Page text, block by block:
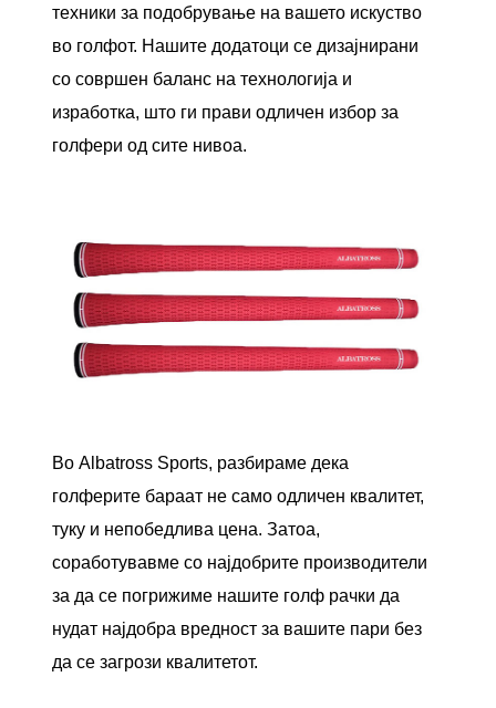
техники за подобрување на вашето искуство
во голфот. Нашите додатоци се дизајнирани
со совршен баланс на технологија и
изработка, што ги прави одличен избор за
голфери од сите нивоа.
Во Albatross Sports, разбираме дека
голферите бараат не само одличен квалитет,
туку и непобедлива цена. Затоа,
соработувавме со најдобрите производители
за да се погрижиме нашите голф рачки да
нудат најдобра вредност за вашите пари без
да се загрози квалитетот.